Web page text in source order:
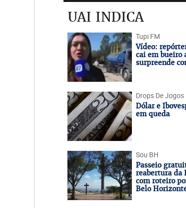
UAI INDICA
Tupi FM
Vídeo:
cai em bueiro
surpreende
Drops De Jogos
Dólar e
em queda
Sou BH
Passeio
reabertura da
com roteiro
Belo